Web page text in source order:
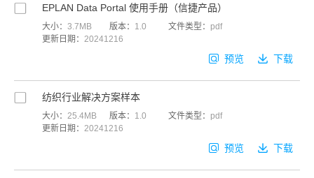
预览 下载
EPLAN Data Portal 使用手册（信捷产品）
大小： 3.7MB 版本： 1.0 文件类型： pdf
更新日期： 20241216
预览 下载
纺织行业解决方案样本
大小： 25.4MB 版本： 1.0 文件类型： pdf
更新日期： 20241216